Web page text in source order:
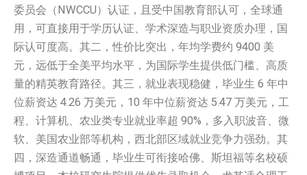
委员会（NWCCU）认证，且受中国教育部认可，全球通
用，可直接用于学历认证、学术深造与职业资质办理，国
际认可度高。其二，性价比突出，年均学费约 9400 美
元，远低于全美平均水平，为国际学生提供低门槛、高质
量的精英教育路径。其三，就业表现稳健，毕业生 6 年中
位薪资达 4.26 万美元，10 年中位薪资达 5.47 万美元，工
程、计算机、农业类专业就业率超 90%，多入职波音、微
软、美国农业部等机构，西北部区域就业竞争力强劲。其
四，深造通道畅通，毕业生可衔接哈佛、斯坦福等名校硕